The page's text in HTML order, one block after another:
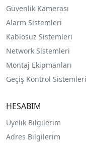
Güvenlik Kamerası
Alarm Sistemleri
Kablosuz Sistemleri
Network Sistemleri
Montaj Ekipmanları
Geçiş Kontrol Sistemleri
HESABIM
Üyelik Bilgilerim
Adres Bilgilerim